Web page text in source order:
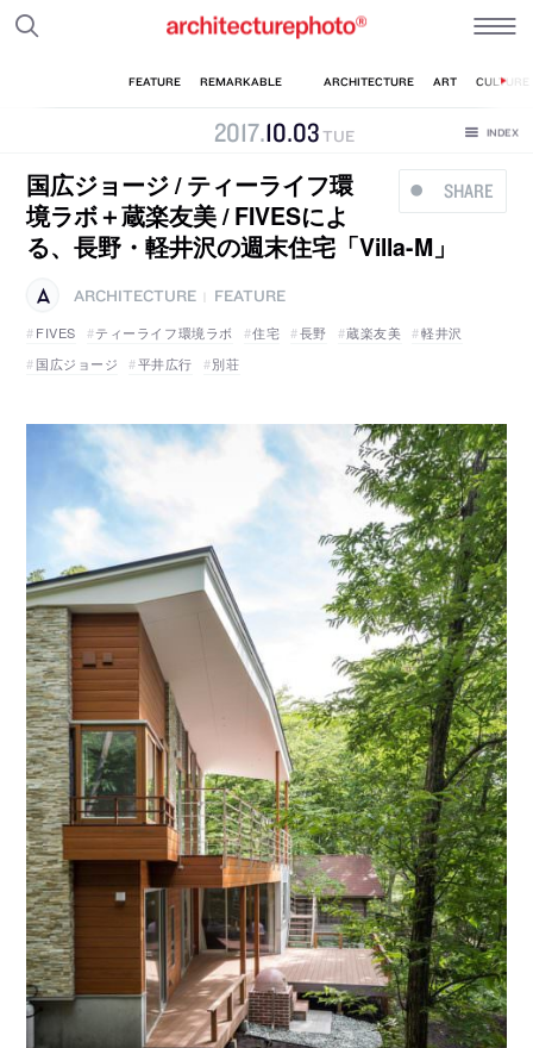
2017.10.03TUE
SHARE
国広ジョージ / ティーライフ環
境ラボ＋蔵楽友美 / FIVESによ
る、長野・軽井沢の週末住宅「Villa-M」
ARCHITECTURE
FEATURE
FIVES
ティーライフ環境ラボ 住宅 長野 蔵楽友美
軽井沢
国広ジョージ
平井広行 別荘